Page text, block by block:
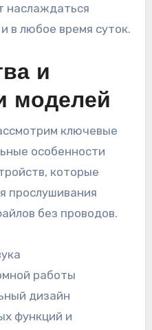
наслаждаться
в любое время суток.
и
моделей
ключевые
особенности
которые
прослушивания
без проводов.
работы
дизайн
функций и